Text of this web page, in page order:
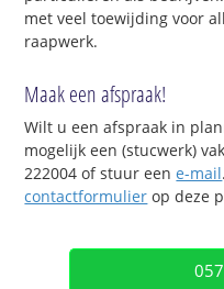
met veel toewijding voor
raapwerk.
Maak een afspraak!
Wilt u een afspraak in
mogelijk een (stucwerk)
222004 of stuur eene-mail
contactformulier op deze